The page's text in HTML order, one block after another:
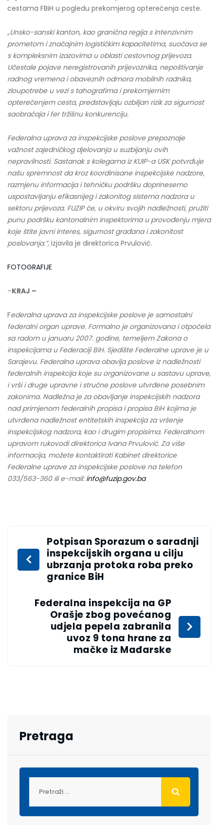
cestama FBiH u pogledu prekomjerog opterećenja ceste.
„Unsko-sanski kanton, kao granična regija s intenzivnim
prometom i značajnim logističkim kapacitetima, suočava se
s kompleksnim izazovima u oblasti cestovnog prijevoza.
Učestale pojave neregistrovanih prijevoznika, nepoštivanje
radnog vremena i obaveznih odmora mobilnih radnika,
zloupotrebe u vezi s tahografima i prekomjernim
opterećenjem cesta, predstavljaju ozbiljan rizik za sigurnost
saobraćaja i fer tržišnu konkurenciju.
Federalna uprava za inspekcijske poslove prepoznaje
važnost zajedničkog djelovanja u suzbijanju ovih
nepravilnosti. Sastanak s kolegama iz KUIP-a USK potvrđuje
našu spremnost da kroz koordinisane inspekcijske nadzore,
razmjenu informacija i tehničku podršku doprinesemo
uspostavljanju efikasnijeg i zakonitog sistema nadzora u
sektoru prijevoza. FUZIP će, u okviru svojih nadležnosti, pružiti
punu podršku kantonalnim inspektorima u provođenju mjera
koje štite javni interes, sigurnost građana i zakonitost
poslovanja.“, izjavila je direktorica Prvulović.
FOTOGRAFIJE
–KRAJ –
Federalna uprava za inspekcijske poslove je samostalni
federalni organ uprave. Formalno je organizovana i otpočela
sa radom u januaru 2007. godine, temeljem Zakona o
inspekcijama u Federaciji BiH. Sjedište Federalne uprave je u
Sarajevu. Federalna uprava obavlja poslove iz nadležnosti
federalnih inspekcija koje su organizovane u sastavu uprave,
i vrši i druge upravne i stručne poslove utvrđene posebnim
zakonima. Nadležna je za obavljanje inspekcijskih nadzora
nad primjenom federalnih propisa i propisa BiH kojima je
utvrđena nadležnost entitetskih inspekcija za vršenje
inspekcijskog nadzora, kao i drugim propisima. Federalnom
upravom rukovodi direktorica Ivana Prvulović. Za više
informacija, možete kontaktirati Kabinet direktorice
Federalne uprave za inspekcijske poslove na telefon
033/563-360 ili e-mail: info@fuzip.gov.ba
Potpisan Sporazum o saradnji
inspekcijskih organa u cilju
ubrzanja protoka roba preko
granice BiH
Federalna inspekcija na GP
Orašje zbog povećanog
udjela pepela zabranila
uvoz 9 tona hrane za
mačke iz Mađarske
Pretraga